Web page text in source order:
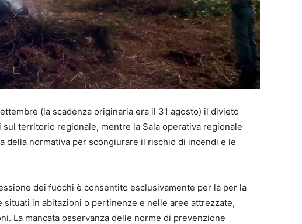
(la scadenza originaria era il 31 agosto) il divieto
territorio regionale, mentre la Sala operativa regionale
della normativa per scongiurare il rischio di incendi e le
dei fuochi è consentito esclusivamente per la per la
in abitazioni o pertinenze e nelle aree attrezzate,
La mancata osservanza delle norme di prevenzione